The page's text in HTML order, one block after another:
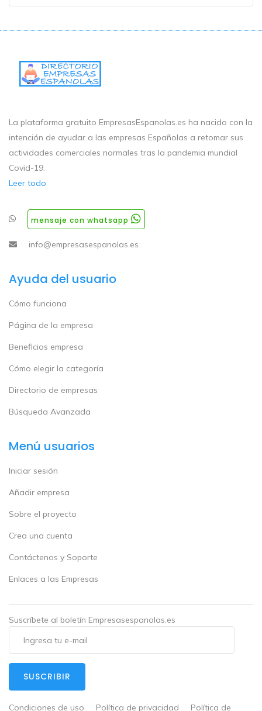
La plataforma gratuito EmpresasEspanolas.es ha nacido con la
intención de ayudar a las empresas Españolas a retomar sus
actividades comerciales normales tras la pandemia mundial
Covid-19.
Leer todo
mensaje con whatsapp
info@empresasespanolas.es
Ayuda del usuario
Cómo funciona
Página de la empresa
Beneficios empresa
Cómo elegir la categoría
Directorio de empresas
Búsqueda Avanzada
Menú usuarios
Iniciar sesión
Añadir empresa
Sobre el proyecto
Crea una cuenta
Contáctenos y Soporte
Enlaces a las Empresas
Suscríbete al boletín Empresasespanolas.es
Condiciones de uso Política de privacidad Política de
SUSCRIBIR